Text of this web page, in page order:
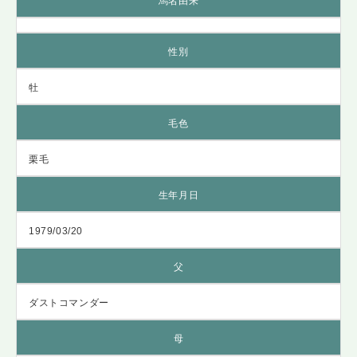
性別
牡
毛色
栗毛
生年月日
1979/03/20
父
ダストコマンダー
母